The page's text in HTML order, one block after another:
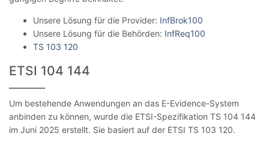
Unsere Lösung für die Provider: InfBrok100
Unsere Lösung für die Behörden: InfReq100
TS 103 120
ETSI 104 144
Um bestehende Anwendungen an das E-Evidence-System
anbinden zu können, wurde die ETSI-Spezifikation TS 104 144
im Juni 2025 erstellt. Sie basiert auf der ETSI TS 103 120.